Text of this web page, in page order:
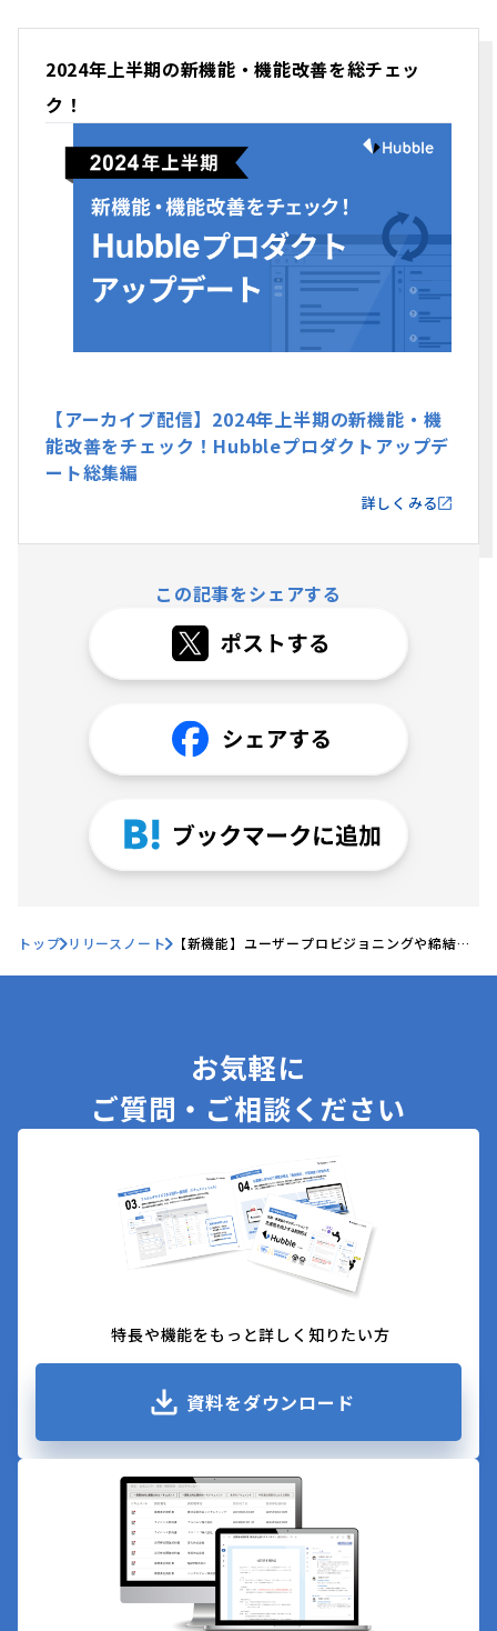
2024年上半期の新機能・機能改善を総チェッ
ク！
【アーカイブ配信】2024年上半期の新機能・機
能改善をチェック！Hubbleプロダクトアップデ
ート総集編
詳しくみる
この記事をシェアする
トップ リリースノート 【新機能】ユーザープロビジョニングや締結済
お気軽に
ご質問・ご相談ください
特長や機能をもっと詳しく知りたい方
資料をダウンロード